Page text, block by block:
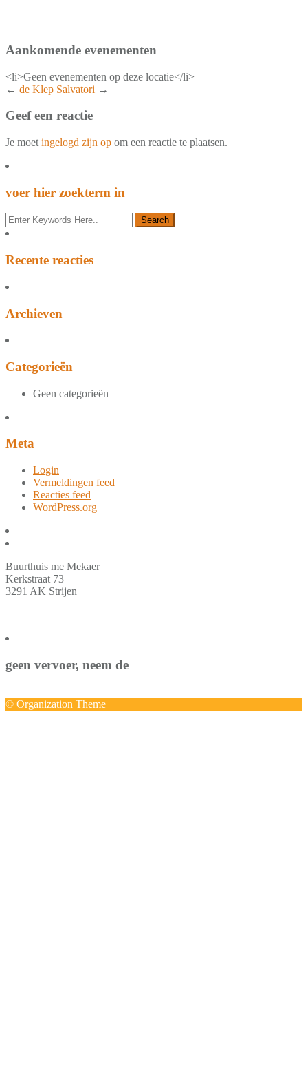
Aankomende evenementen
<li>Geen evenementen op deze locatie</li>
← de Klep Salvatori →
Geef een reactie
Je moet ingelogd zijn op om een reactie te plaatsen.
voer hier zoekterm in
Recente reacties
Archieven
Categorieën
Geen categorieën
Meta
Login
Vermeldingen feed
Reacties feed
WordPress.org
Buurthuis me Mekaer
Kerkstraat 73
3291 AK Strijen
geen vervoer, neem de
© Organization Theme